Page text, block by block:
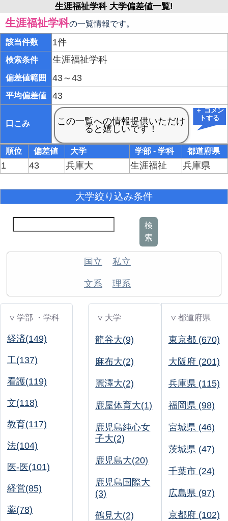
生涯福祉学科 大学偏差値一覧!
生涯福祉学科の一覧情報です。
該当件数 1件
検索条件 生涯福祉学科
偏差値範囲 43～43
平均偏差値 43
口こみ
＋ コメン
トする
順位 偏差値 大学 学部 - 学科 都道府県
1 43 兵庫大 生涯福祉 兵庫県
大学絞り込み条件
検
索
国立 私立
文系 理系
▽ 学部 ・学科
経済(149)
工(137)
看護(119)
文(118)
教育(117)
法(104)
医-医(101)
経営(85)
薬(78)
▽ 大学
龍谷大(9)
麻布大(2)
麗澤大(2)
鹿屋体育大(1)
鹿児島純心女
子大(2)
鹿児島大(20)
鹿児島国際大
(3)
鶴見大(2)
▽ 都道府県
東京都 (670)
大阪府 (201)
兵庫県 (115)
福岡県 (98)
宮城県 (46)
茨城県 (47)
千葉市 (24)
広島県 (97)
京都府 (102)